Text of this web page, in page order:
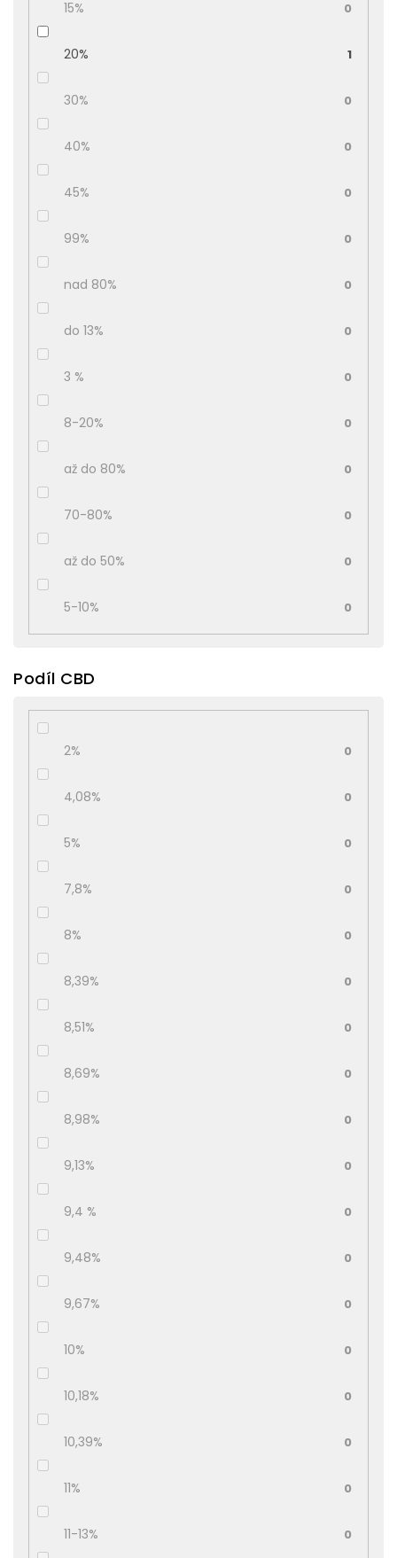
15% 0
20% 1
30% 0
40% 0
45% 0
99% 0
nad 80% 0
do 13% 0
3 % 0
8-20% 0
až do 80% 0
70-80% 0
až do 50% 0
5-10% 0
Podíl CBD
2% 0
4,08% 0
5% 0
7,8% 0
8% 0
8,39% 0
8,51% 0
8,69% 0
8,98% 0
9,13% 0
9,4 % 0
9,48% 0
9,67% 0
10% 0
10,18% 0
10,39% 0
11% 0
11-13% 0